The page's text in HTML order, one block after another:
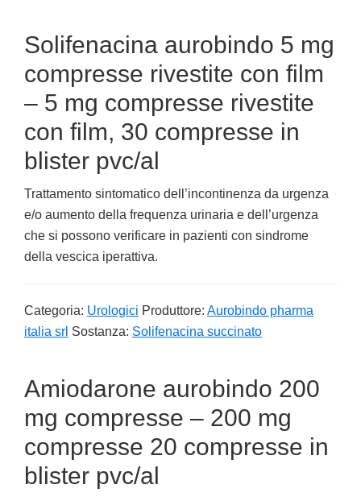
Solifenacina aurobindo 5 mg
compresse rivestite con film
– 5 mg compresse rivestite
con film, 30 compresse in
blister pvc/al
Trattamento sintomatico dell’incontinenza da urgenza
e/o aumento della frequenza urinaria e dell’urgenza
che si possono verificare in pazienti con sindrome
della vescica iperattiva.
Categoria: Urologici Produttore: Aurobindo pharma
italia srl Sostanza: Solifenacina succinato
Amiodarone aurobindo 200
mg compresse – 200 mg
compresse 20 compresse in
blister pvc/al